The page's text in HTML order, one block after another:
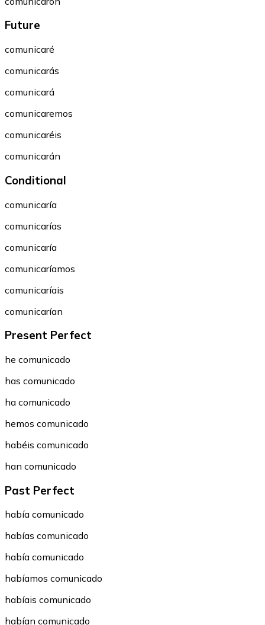
Future
comunicaré
comunicarás
comunicará
comunicaremos
comunicaréis
comunicarán
Conditional
comunicaría
comunicarías
comunicaría
comunicaríamos
comunicaríais
comunicarían
Present Perfect
he comunicado
has comunicado
ha comunicado
hemos comunicado
habéis comunicado
han comunicado
Past Perfect
había comunicado
habías comunicado
había comunicado
habíamos comunicado
habíais comunicado
habían comunicado